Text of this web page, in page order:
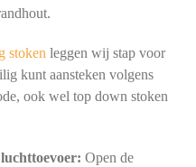
stoken leggen wij stap voor
kunt aansteken volgens
ook wel top down stoken
Open de